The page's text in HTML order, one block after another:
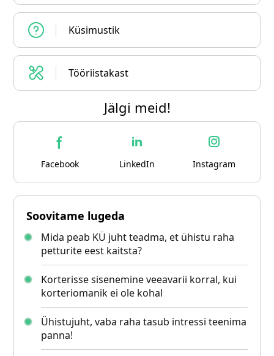
Küsimustik
Tööriistakast
Jälgi meid!
Facebook LinkedIn Instagram
Soovitame lugeda
Mida peab KÜ juht teadma, et ühistu raha
petturite eest kaitsta?
Korterisse sisenemine veeavarii korral, kui
korteriomanik ei ole kohal
Ühistujuht, vaba raha tasub intressi teenima
panna!